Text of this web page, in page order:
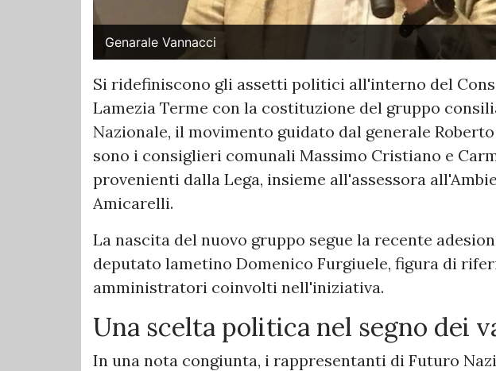
Genarale Vannacci
Si ridefiniscono gli assetti politici all'interno del
Lamezia Terme con la costituzione del gruppo
Nazionale, il movimento guidato dal generale
sono i consiglieri comunali Massimo Cristiano e
provenienti dalla Lega, insieme all'assessora
Amicarelli.
La nascita del nuovo gruppo segue la recente
deputato lametino Domenico Furgiuele, figura di
amministratori coinvolti nell'iniziativa.
Una scelta politica nel segno dei
In una nota congiunta, i rappresentanti di Futuro